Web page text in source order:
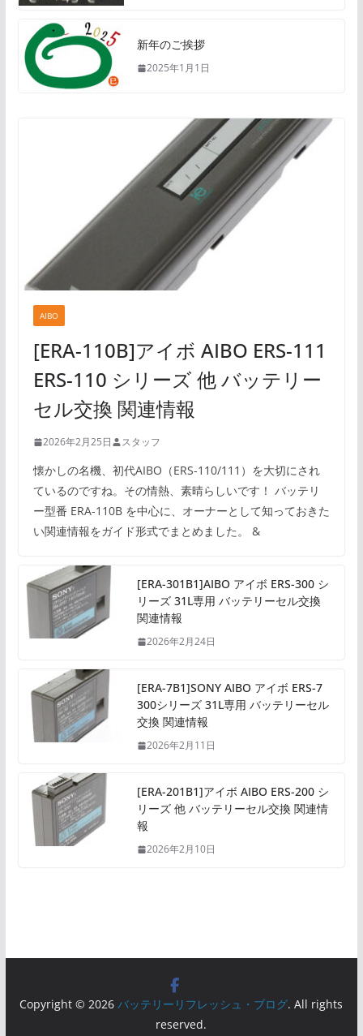
新年のご挨拶
2025年1月1日
AIBO
[ERA-110B]アイボ AIBO ERS-111
ERS-110 シリーズ 他 バッテリー
セル交換 関連情報
2026年2月25日 スタッフ
懐かしの名機、初代AIBO（ERS-110/111）を大切にされ
ているのですね。その情熱、素晴らしいです！ バッテリ
ー型番 ERA-110B を中心に、オーナーとして知っておきた
い関連情報をガイド形式でまとめました。 &
[ERA-301B1]AIBO アイボ ERS-300 シ
リーズ 31L専用 バッテリーセル交換
関連情報
2026年2月24日
[ERA-7B1]SONY AIBO アイボ ERS-7
300シリーズ 31L専用 バッテリーセル
交換 関連情報
2026年2月11日
[ERA-201B1]アイボ AIBO ERS-200 シ
リーズ 他 バッテリーセル交換 関連情
報
2026年2月10日
Copyright © 2026バッテリーリフレッシュ・ブログ. All rights
reserved.